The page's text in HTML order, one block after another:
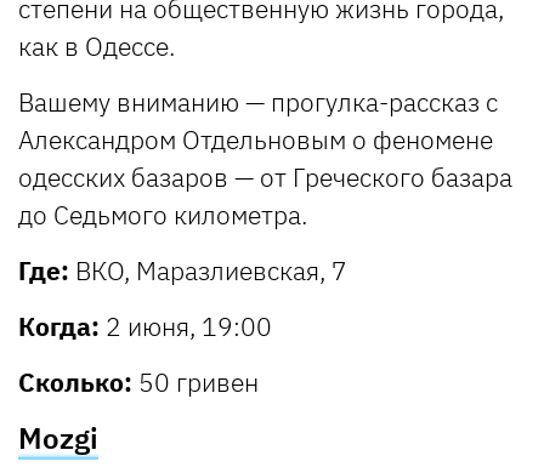
степени на общественную жизнь города,
как в Одессе.
Вашему вниманию — прогулка-рассказ с
Александром Отдельновым о феномене
одесских базаров — от Греческого базара
до Седьмого километра.
Где: ВКО, Маразлиевская, 7
Когда: 2 июня, 19:00
Сколько: 50 гривен
Mozgi